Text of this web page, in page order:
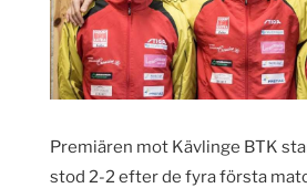
Premiären mot Kävlinge BTK
stod 2-2 efter de fyra första